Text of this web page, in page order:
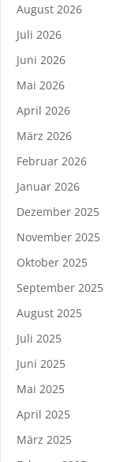
August 2026
Juli 2026
Juni 2026
Mai 2026
April 2026
März 2026
Februar 2026
Januar 2026
Dezember 2025
November 2025
Oktober 2025
September 2025
August 2025
Juli 2025
Juni 2025
Mai 2025
April 2025
März 2025